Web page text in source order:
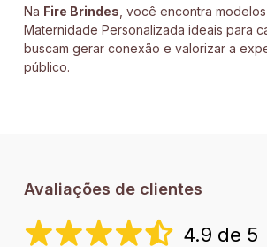
Na Fire Brindes , você encontra
Maternidade Personalizada ideais para
buscam gerar conexão e valorizar a
público.
Avaliações de clientes
4.9 de 5